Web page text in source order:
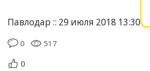
Павлодар :: 29 июля 2018 13:30
0
517
0